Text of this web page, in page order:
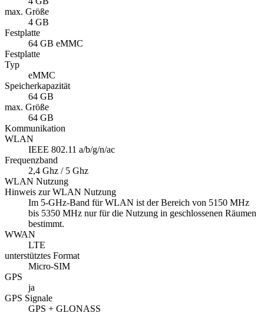
max. Größe
4 GB
Festplatte
64 GB eMMC
Festplatte
Typ
eMMC
Speicherkapazität
64 GB
max. Größe
64 GB
Kommunikation
WLAN
IEEE 802.11 a/b/g/n/ac
Frequenzband
2,4 Ghz / 5 Ghz
WLAN Nutzung
Hinweis zur WLAN Nutzung
Im 5-GHz-Band für WLAN ist der Bereich von 5150 MHz
bis 5350 MHz nur für die Nutzung in geschlossenen Räumen
bestimmt.
WWAN
LTE
unterstütztes Format
Micro-SIM
GPS
ja
GPS Signale
GPS + GLONASS